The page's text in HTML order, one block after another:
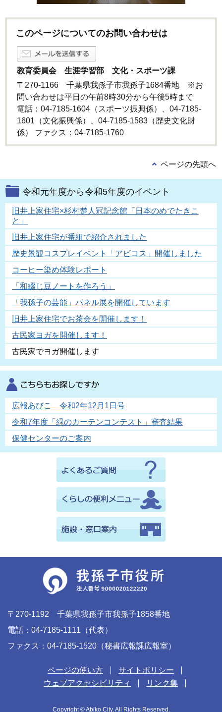
このページについてのお問い合わせは
教育委員会 生涯学習部 文化・スポーツ課
〒270-1166 千葉県我孫子市我孫子1684番地 ※お
問い合わせは平日の午前8時30分から午後5時まで
電話：04-7185-1604（スポーツ振興係）、04-7185-
1601（文化振興係）、04-7185-1583（歴史文化財
係） ファクス：04-7185-1760
ページの先頭へ
令和元年度から令和5年度のイベント
旧井上家住宅×杉村楚人冠記念館「日本のめでたきこ
と」
旧井上家住宅が番組で紹介されました
歴史景観コスプレイベント「アビコス」開催しました
コーヒー染め体験レポート
「和綴じ豆ノートを作ろう」
「我孫子の芸能」パネル展を開催しています
旧井上家住宅でお茶会を開催します！
古民家ヨガを開催します！
古民家でヨガ開催します
広報あびこ 令和2年12月1日号
令和7年度「緑のカーテンコンテスト」審査結果
保健センターのご案内
〒270-1192 千葉県我孫子市我孫子1858番地
電話：04-7185-1111（代表）
ファクス：04-7185-1520（秘書広報課広報室）
ページの使い方
サイトポリシー
ウェブアクセシビリティ
リンク集
Copyright © Abiko City. All Rights Reserved.